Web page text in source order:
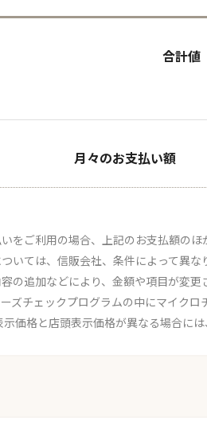
合計値
月々のお支払い額
をご利用の場合、上記のお支払額のほ
いては、信販会社、条件によって異な
の追加などにより、金額や項目が変更
ーズチェックプログラムの中にマイクロ
示価格と店頭表示価格が異なる場合には